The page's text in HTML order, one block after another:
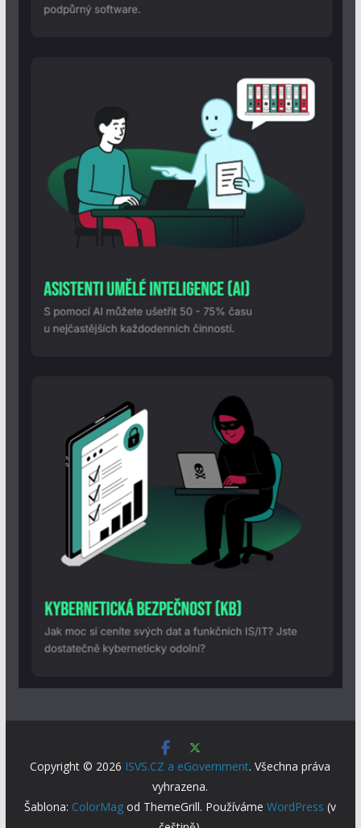
Copyright © 2026 ISVS.CZ a eGovernment. Všechna práva
vyhrazena.
Šablona: ColorMag od ThemeGrill. PoužívámeWordPress (v